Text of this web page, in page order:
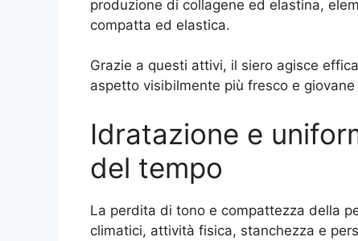
produzione di collagene ed elastina,
compatta ed elastica.
Grazie a questi attivi, il siero agisce
aspetto visibilmente più fresco e
Idratazione e
del tempo
La perdita di tono e compattezza della
climatici, attività fisica, stanchezza e